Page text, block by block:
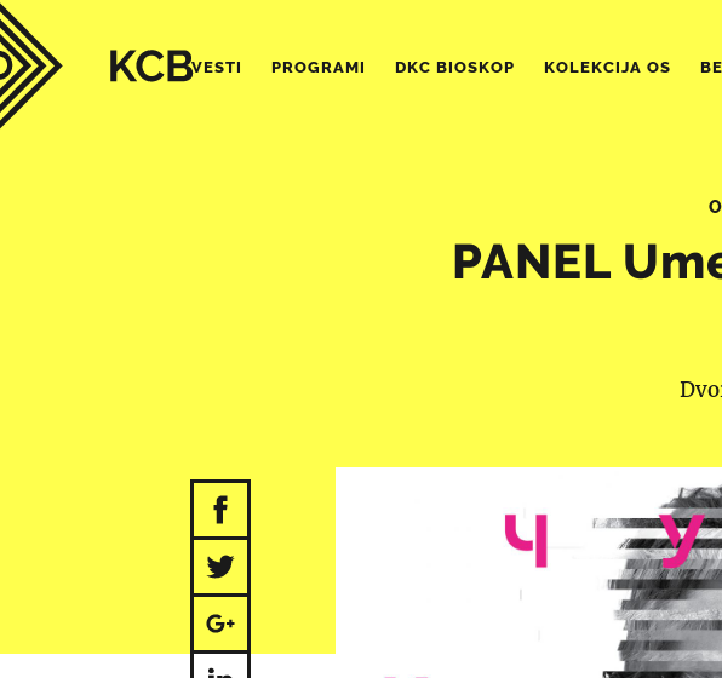
VESTI PROGRAMI DKC BIOSKOP KOLEKCIJA OS
PANEL